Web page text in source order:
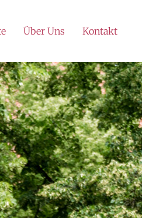
Über Uns Kontakt